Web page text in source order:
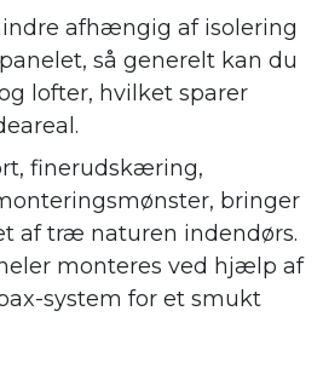
afhængig af isolering
så generelt kan du
lofter, hvilket sparer
finerudskæring,
bringer
af træ naturen indendørs.
monteres ved hjælp af
system for et smukt